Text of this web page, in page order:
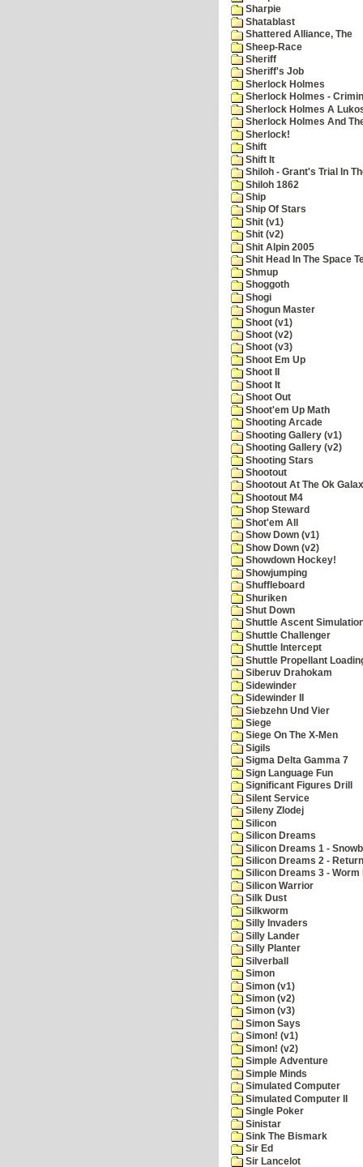
Sharpie
Shatablast
Shattered Alliance, The
Sheep-Race
Sheriff
Sheriff's Job
Sherlock Holmes
Sherlock Holmes -
Sherlock Holmes A
Sherlock Holmes And
Sherlock!
Shift
Shift It
Shiloh - Grant's Trial In
Shiloh 1862
Ship
Ship Of Stars
Shit (v1)
Shit (v2)
Shit Alpin 2005
Shit Head In The Space
Shmup
Shoggoth
Shogi
Shogun Master
Shoot (v1)
Shoot (v2)
Shoot (v3)
Shoot Em Up
Shoot II
Shoot It
Shoot Out
Shoot'em Up Math
Shooting Arcade
Shooting Gallery (v1)
Shooting Gallery (v2)
Shooting Stars
Shootout
Shootout At The Ok
Shootout M4
Shop Steward
Shot'em All
Show Down (v1)
Show Down (v2)
Showdown Hockey!
Showjumping
Shuffleboard
Shuriken
Shut Down
Shuttle Ascent
Shuttle Challenger
Shuttle Intercept
Shuttle Propellant
Siberuv Drahokam
Sidewinder
Sidewinder II
Siebzehn Und Vier
Siege
Siege On The X-Men
Sigils
Sigma Delta Gamma 7
Sign Language Fun
Significant Figures Drill
Silent Service
Sileny Zlodej
Silicon
Silicon Dreams
Silicon Dreams 1 -
Silicon Dreams 2 -
Silicon Dreams 3 - Worm
Silicon Warrior
Silk Dust
Silkworm
Silly Invaders
Silly Lander
Silly Planter
Silverball
Simon
Simon (v1)
Simon (v2)
Simon (v3)
Simon Says
Simon! (v1)
Simon! (v2)
Simple Adventure
Simple Minds
Simulated Computer
Simulated Computer II
Single Poker
Sinistar
Sink The Bismark
Sir Ed
Sir Lancelot